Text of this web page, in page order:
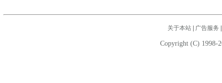
关于本站| 广告服务
Copyright (C) 1998-